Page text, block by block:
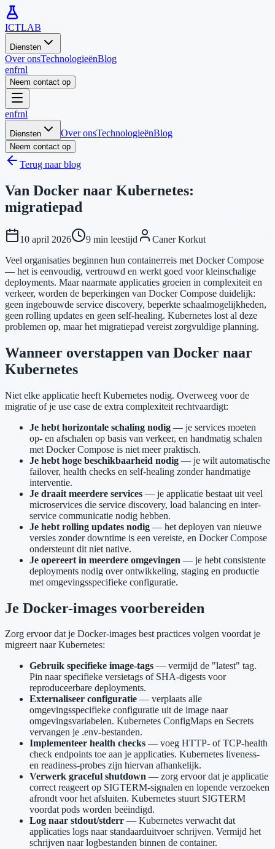
ICTLAB
Diensten
Over onsTechnologieënBlog
enfrnl
Neem contact op
enfrnl
Diensten Over onsTechnologieënBlog
Neem contact op
Terug naar blog
Van Docker naar Kubernetes:
migratiepad
10 april 2026 9 min leestijd
Caner Korkut
Veel organisaties beginnen hun containerreis met Docker Compose
— het is eenvoudig, vertrouwd en werkt goed voor kleinschalige
deployments. Maar naarmate applicaties groeien in complexiteit en
verkeer, worden de beperkingen van Docker Compose duidelijk:
geen ingebouwde service discovery, beperkte schaalmogelijkheden,
geen rolling updates en geen self-healing. Kubernetes lost al deze
problemen op, maar het migratiepad vereist zorgvuldige planning.
Wanneer overstappen van Docker naar
Kubernetes
Niet elke applicatie heeft Kubernetes nodig. Overweeg voor de
migratie of je use case de extra complexiteit rechtvaardigt:
Je hebt horizontale schaling nodig — je services moeten
op- en afschalen op basis van verkeer, en handmatig schalen
met Docker Compose is niet meer praktisch.
Je hebt hoge beschikbaarheid nodig — je wilt automatische
failover, health checks en self-healing zonder handmatige
interventie.
Je draait meerdere services — je applicatie bestaat uit veel
microservices die service discovery, load balancing en inter-
service communicatie nodig hebben.
Je hebt rolling updates nodig — het deployen van nieuwe
versies zonder downtime is een vereiste, en Docker Compose
ondersteunt dit niet native.
Je opereert in meerdere omgevingen — je hebt consistente
deployments nodig over ontwikkeling, staging en productie
met omgevingsspecifieke configuratie.
Je Docker-images voorbereiden
Zorg ervoor dat je Docker-images best practices volgen voordat je
migreert naar Kubernetes:
Gebruik specifieke image-tags — vermijd de "latest" tag.
Pin naar specifieke versietags of SHA-digests voor
reproduceerbare deployments.
Externaliseer configuratie — verplaats alle
omgevingsspecifieke configuratie uit de image naar
omgevingsvariabelen. Kubernetes ConfigMaps en Secrets
vervangen je .env-bestanden.
Implementeer health checks — voeg HTTP- of TCP-health
check endpoints toe aan je applicaties. Kubernetes liveness-
en readiness-probes zijn hiervan afhankelijk.
Verwerk graceful shutdown — zorg ervoor dat je applicatie
correct reageert op SIGTERM-signalen en lopende verzoeken
afrondt voor het afsluiten. Kubernetes stuurt SIGTERM
voordat pods worden beëindigd.
Log naar stdout/stderr — Kubernetes verwacht dat
applicaties logs naar standaarduitvoer schrijven. Vermijd het
schrijven naar logbestanden binnen de container.